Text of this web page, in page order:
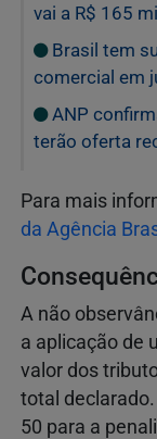
vai a R$ 165
Brasil tem
comercial em
ANP
terão oferta
Para mais
da Agência
A não
a aplicação de
valor dos
total
50 para a